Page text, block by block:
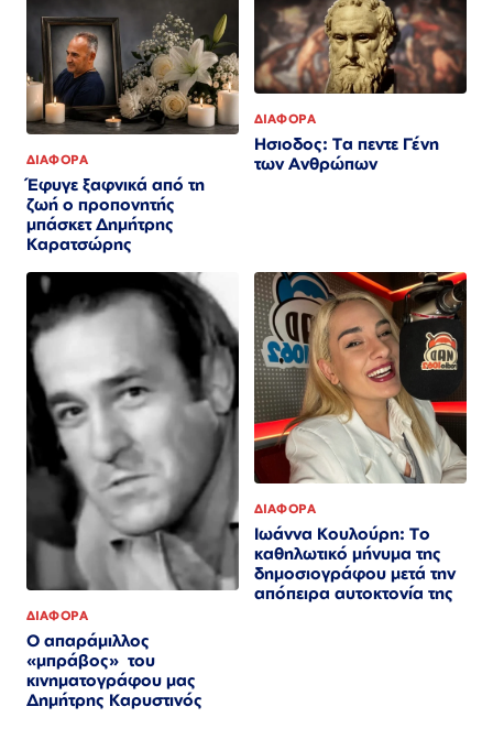
ΔΙΑΦΟΡΑ
Έφυγε ξαφνικά από τη
ζωή ο προπονητής
μπάσκετ Δημήτρης
Καρατσώρης
ΔΙΑΦΟΡΑ
Ησιοδος: Τα πεντε Γένη
των Ανθρώπων
ΔΙΑΦΟΡΑ
Ο απαράμιλλος
«μπράβος» του
κινηματογράφου μας
Δημήτρης Καρυστινός
ΔΙΑΦΟΡΑ
Ιωάννα Κουλούρη: Το
καθηλωτικό μήνυμα της
δημοσιογράφου μετά την
απόπειρα αυτοκτονία της